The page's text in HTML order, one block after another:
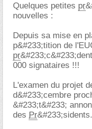
Quelques petites pr
nouvelles :
Depuis sa mise en
p&#233;tition de
pr
000 signataires !!!
L'examen du projet
d&#233;cembre
&#233;t&#233;
des Pr&#233;sidents.